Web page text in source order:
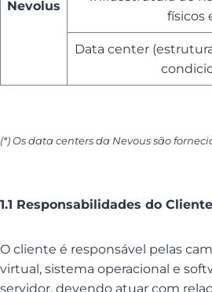
Nevolus
físicos
Data center
(*) Os data centers da Nevous são
1.1 Responsabilidades do Cliente
O cliente é responsável pelas
virtual, sistema operacional e
servidor, devendo atuar com